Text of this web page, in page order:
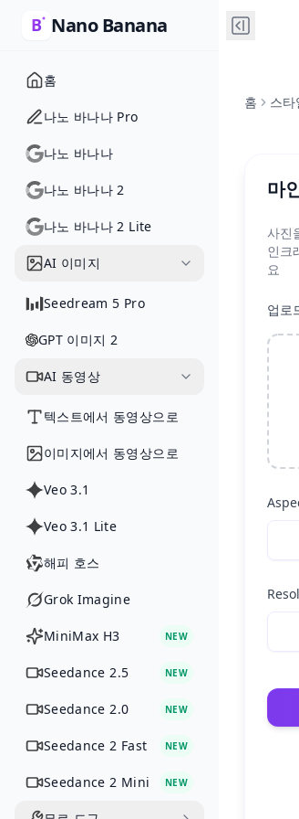
Nano Banana
홈
나노 바나나 Pro
나노 바나나
나노 바나나 2
나노 바나나 2 Lite
AI 이미지
Seedream 5 Pro
GPT 이미지 2
AI 동영상
텍스트에서 동영상으로
이미지에서 동영상으로
Veo 3.1
Veo 3.1 Lite
해피 호스
Grok Imagine
MiniMax H3 NEW
Seedance 2.5 NEW
Seedance 2.0 NEW
Seedance 2 Fast NEW
Seedance 2 Mini NEW
홈 스타
마
사진
인크
요
업로